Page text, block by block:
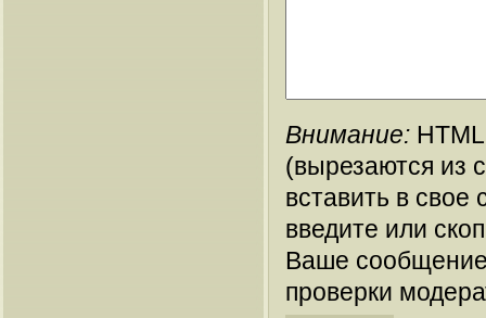
Внимание:
(вырезаются из
вставить в
введите или
Ваше
проверки